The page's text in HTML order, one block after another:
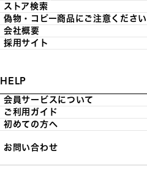
ストア検索
偽物・コピー商品にご注意ください
会社概要
採用サイト
HELP
会員サービスについて
ご利用ガイド
初めての方へ
お問い合わせ